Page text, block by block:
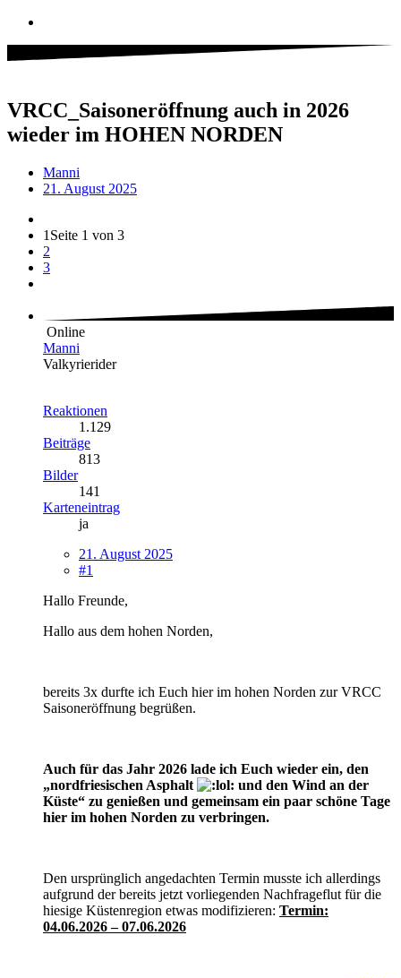
VRCC_Saisoneröffnung auch in 2026
wieder im HOHEN NORDEN
Manni
21. August 2025
1 Seite 1 von 3
2
3
Online
Manni
Valkyrierider
Reaktionen
1.129
Beiträge
813
Bilder
141
Karteneintrag
ja
21. August 2025
#1
Hallo Freunde,
Hallo aus dem hohen Norden,
bereits 3x durfte ich Euch hier im hohen Norden zur VRCC
Saisoneröffnung begrüßen.
Auch für das Jahr 2026 lade ich Euch wieder ein, den
„nordfriesischen Asphalt
und den Wind an der
Küste“ zu genießen und gemeinsam ein paar schöne Tage
hier im hohen Norden zu verbringen.
Den ursprünglich angedachten Termin musste ich allerdings
aufgrund der bereits jetzt vorliegenden Nachfrageflut für die
hiesige Küstenregion etwas modifizieren: Termin:
04.06.2026 – 07.06.2026